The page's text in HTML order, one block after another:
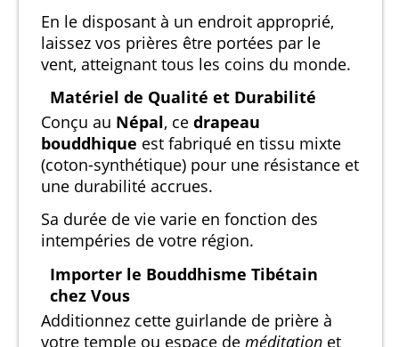
En le disposant à un endroit approprié,
laissez vos prières être portées par le
vent, atteignant tous les coins du monde.
Matériel de Qualité et Durabilité
Conçu au Népal, ce drapeau
bouddhique est fabriqué en tissu mixte
(coton-synthétique) pour une résistance et
une durabilité accrues.
Sa durée de vie varie en fonction des
intempéries de votre région.
Importer le Bouddhisme Tibétain
chez Vous
Additionnez cette guirlande de prière à
votre temple ou espace de méditation et